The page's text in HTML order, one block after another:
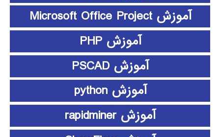
آموزش Microsoft Office Project
آموزش PHP
آموزش PSCAD
آموزش python
آموزش rapidminer